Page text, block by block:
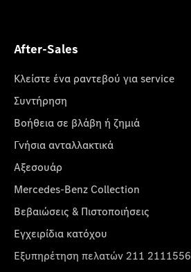
After-Sales
Κλείστε ένα ραντεβού για service
Συντήρηση
Βοήθεια σε βλάβη ή ζημιά
Γνήσια ανταλλακτικά
Αξεσουάρ
Mercedes-Benz Collection
Βεβαιώσεις & Πιστοποιήσεις
Εγχειρίδια κατόχου
Εξυπηρέτηση πελατών 211 2111556